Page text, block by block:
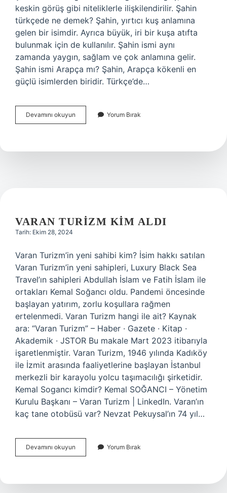
keskin görüş gibi niteliklerle ilişkilendirilir. Şahin
türkçede ne demek? Şahin, yırtıcı kuş anlamına
gelen bir isimdir. Ayrıca büyük, iri bir kuşa atıfta
bulunmak için de kullanılır. Şahin ismi aynı
zamanda yaygın, sağlam ve çok anlamına gelir.
Şahin ismi Arapça mı? Şahin, Arapça kökenli en
güçlü isimlerden biridir. Türkçe’de…
Devamını okuyun
Şahin
Yorum Bırak
VARAN TURIZM KIM ALDI
Tarih: Ekim 28, 2024
Varan Turizm’in yeni sahibi kim? İsim hakkı satılan
Varan Turizm’in yeni sahipleri, Luxury Black Sea
Travel’ın sahipleri Abdullah İslam ve Fatih İslam ile
ortakları Kemal Soğancı oldu. Pandemi öncesinde
başlayan yatırım, zorlu koşullara rağmen
ertelenmedi. Varan Turizm hangi ile ait? Kaynak
ara: “Varan Turizm” – Haber · Gazete · Kitap ·
Akademik · JSTOR Bu makale Mart 2023 itibarıyla
işaretlenmiştir. Varan Turizm, 1946 yılında Kadıköy
ile İzmit arasında faaliyetlerine başlayan İstanbul
merkezli bir karayolu yolcu taşımacılığı şirketidir.
Kemal Sogancı kimdir? Kemal SOĞANCI – Yönetim
Kurulu Başkanı – Varan Turizm | LinkedIn. Varan’ın
kaç tane otobüsü var? Nevzat Pekuysal’ın 74 yıl…
Devamını okuyun
Turizm
Yorum Bırak